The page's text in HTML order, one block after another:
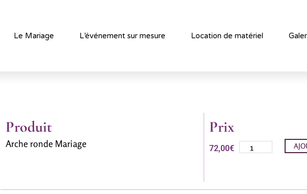
Le Mariage L’événement sur mesure Location de matériel
Produit
Arche ronde Mariage
Prix
72,00€